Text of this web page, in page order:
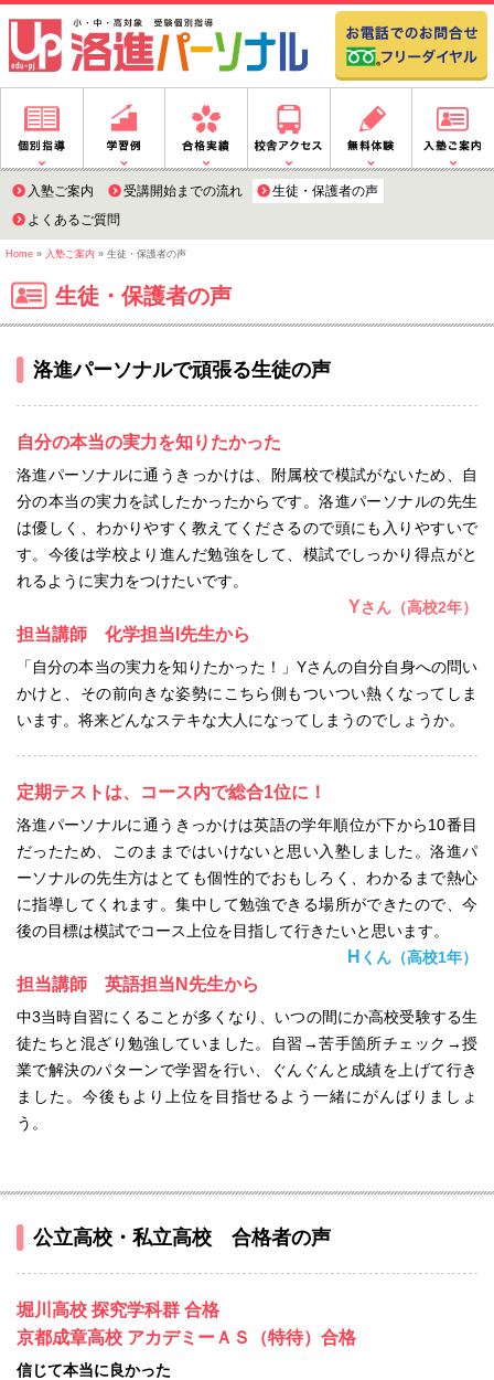
入塾ご案内 受講開始までの流れ
生徒・保護者の声
よくあるご質問
Home » 入塾ご案内 » 生徒・保護者の声
生徒・保護者の声
洛進パーソナルで頑張る生徒の声
自分の本当の実力を知りたかった
洛進パーソナルに通うきっかけは、附属校で模試がないため、自
分の本当の実力を試したかったからです。洛進パーソナルの先生
は優しく、わかりやすく教えてくださるので頭にも入りやすいで
す。今後は学校より進んだ勉強をして、模試でしっかり得点がと
れるように実力をつけたいです。
Yさん（高校2年）
担当講師 化学担当I先生から
「自分の本当の実力を知りたかった！」Yさんの自分自身への問い
かけと、その前向きな姿勢にこちら側もついつい熱くなってしま
います。将来どんなステキな大人になってしまうのでしょうか。
定期テストは、コース内で総合1位に！
洛進パーソナルに通うきっかけは英語の学年順位が下から10番目
だったため、このままではいけないと思い入塾しました。洛進パ
ーソナルの先生方はとても個性的でおもしろく、わかるまで熱心
に指導してくれます。集中して勉強できる場所ができたので、今
後の目標は模試でコース上位を目指して行きたいと思います。
H くん（高校1年）
担当講師 英語担当N先生から
中3当時自習にくることが多くなり、いつの間にか高校受験する生
徒たちと混ざり勉強していました。自習→苦手箇所チェック→授
業で解決のパターンで学習を行い、ぐんぐんと成績を上げて行き
ました。今後もより上位を目指せるよう一緒にがんばりましょ
う。
公立高校・私立高校 合格者の声
堀川高校 探究学科群 合格
京都成章高校 アカデミーＡＳ（特待）合格
信じて本当に良かった